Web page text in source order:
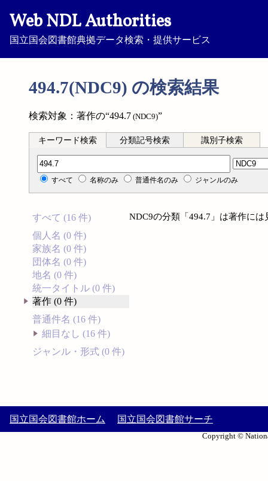
Web NDL Authorities
国立国会図書館典拠データ検索・提供サービス
494.7(NDC9) の検索結果
検索対象：著作の“494.7 (NDC9)”
キーワード検索 分類記号検索 識別子検索
分類記号検索
すべて 名称のみ 普通件名のみ ジャンルのみ
すべて (16 件)
個人名 (0 件)
家族名 (0 件)
団体名 (0 件)
地名 (0 件)
統一タイトル (0 件)
著作 (0 件)
普通件名 (16 件)
細目なし (16 件)
ジャンル・形式 (0 件)
NDC9の分類「494.7」は著作に
国立国会図書館ホーム 国立国会図書館サーチ
Copyright ©